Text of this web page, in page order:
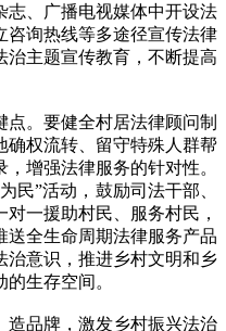
志、广播电视媒体中开设法
咨询热线等多途径宣传法律
治主题宣传教育，不断提高
。要健全村居法律顾问制
确权流转、留守特殊人群帮
增强法律服务的针对性。
民”活动，鼓励司法干部、
一援助村民、服务村民，
送全生命周期法律服务产品
治意识，推进乡村文明和乡
生存空间。
品牌，激发乡村振兴法治